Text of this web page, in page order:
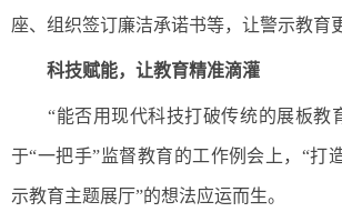
座、组织签订廉洁承诺书等，让警示教育
科技赋能，让教育精准滴灌
“能否用现代科技打破传统的展板教
于“一把手”监督教育的工作例会上，“打
示教育主题展厅”的想法应运而生。